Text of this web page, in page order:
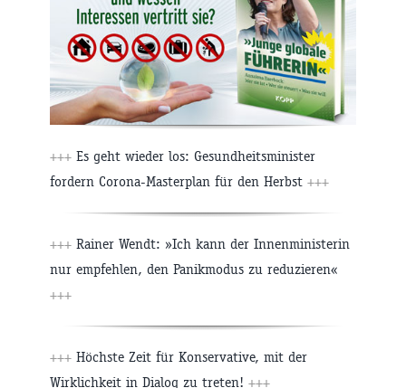
+++ Es geht wieder los: Gesundheitsminister
fordern Corona-Masterplan für den Herbst +++
+++ Rainer Wendt: »Ich kann der Innenministerin
nur empfehlen, den Panikmodus zu reduzieren«
+++
+++ Höchste Zeit für Konservative, mit der
Wirklichkeit in Dialog zu treten! +++